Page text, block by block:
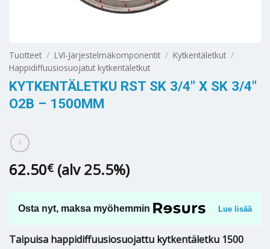
Tuotteet / LVI-Järjestelmäkomponentit / Kytkentäletkut /
Happidiffuusiosuojatut kytkentäletkut
KYTKENTÄLETKU RST SK 3/4″ X SK 3/4″
O2B – 1500MM
62.50€ (alv 25.5%)
Osta nyt, maksa myöhemmin Lue lisää
Taipuisa happidiffuusiosuojattu kytkentäletku 1500